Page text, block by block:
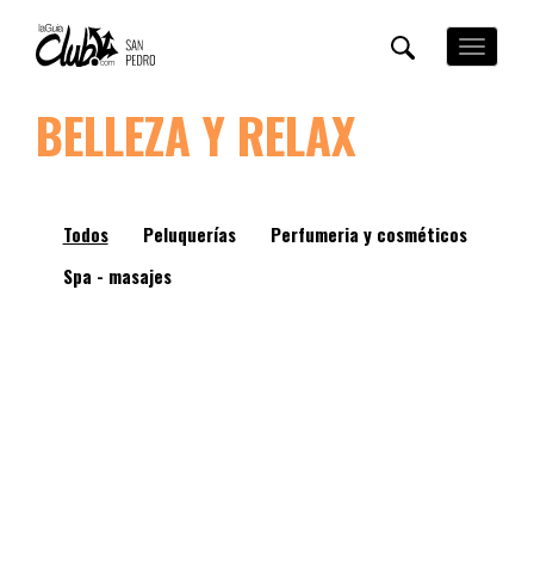
contenido
Toggle
navigation
BELLEZA Y RELAX
Todos Peluquerías
Perfumeria y cosméticos
Spa - masajes